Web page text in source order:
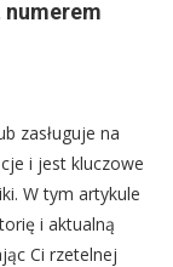
numerem
zasługuje na
i jest kluczowe
W tym artykule
i aktualną
Ci rzetelnej